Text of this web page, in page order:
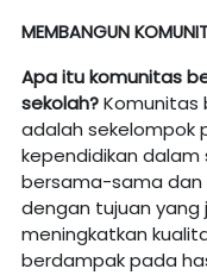
MEMBANGUN
Apa itu komunitas
sekolah?Komunitas
adalah sekelompok
kependidikan
bersama-sama dan
dengan tujuan yang
meningkatkan
berdampak pada